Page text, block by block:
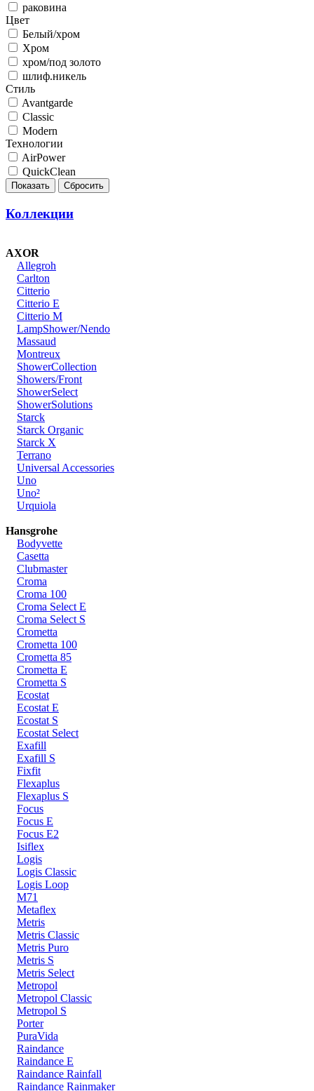
раковина
Цвет
Белый/хром
Хром
хром/под золото
шлиф.никель
Стиль
Avantgarde
Classic
Modern
Технологии
AirPower
QuickClean
Коллекции
AXOR
Allegroh
Carlton
Citterio
Citterio E
Citterio M
LampShower/Nendo
Massaud
Montreux
ShowerCollection
Showers/Front
ShowerSelect
ShowerSolutions
Starck
Starck Organic
Starck X
Terrano
Universal Accessories
Uno
Uno²
Urquiola
Hansgrohe
Bodyvette
Casetta
Clubmaster
Croma
Croma 100
Croma Select E
Croma Select S
Crometta
Crometta 100
Crometta 85
Crometta E
Crometta S
Ecostat
Ecostat E
Ecostat S
Ecostat Select
Exafill
Exafill S
Fixfit
Flexaplus
Flexaplus S
Focus
Focus E
Focus E2
Isiflex
Logis
Logis Classic
Logis Loop
M71
Metaflex
Metris
Metris Classic
Metris Puro
Metris S
Metris Select
Metropol
Metropol Classic
Metropol S
Porter
PuraVida
Raindance
Raindance E
Raindance Rainfall
Raindance Rainmaker